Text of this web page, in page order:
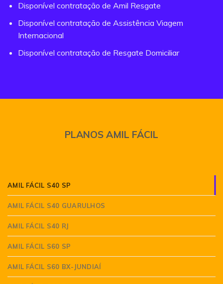
Disponível contratação de Amil Resgate
Disponível contratação de Assistência Viagem
Internacional
Disponível contratação de Resgate Domiciliar
PLANOS AMIL FÁCIL
AMIL FÁCIL S40 SP
AMIL FÁCIL S40 GUARULHOS
AMIL FÁCIL S40 RJ
AMIL FÁCIL S60 SP
AMIL FÁCIL S60 BX-JUNDIAÍ